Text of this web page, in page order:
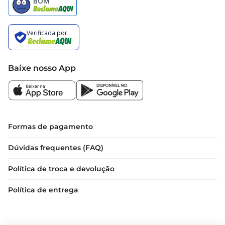
Informações Adicionais
para quem busca praticidade e sabor em um
único produto.Com um tempo de preparo rápido
uma excelente adição ao seu cardápio.
Experimente e descubra como é fácil preparar
uma refeição deliciosa e nutritiva em casa
Baixe nosso App
Formas de pagamento
Dúvidas frequentes (FAQ)
Política de troca e devolução
Política de entrega